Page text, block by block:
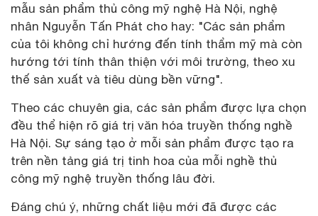
mẫu sản phẩm thủ công mỹ nghệ Hà Nội, nghệ
nhân Nguyễn Tấn Phát cho hay: "Các sản phẩm
của tôi không chỉ hướng đến tính thẩm mỹ mà còn
hướng tới tính thân thiện với môi trường, theo xu
thế sản xuất và tiêu dùng bền vững".
Theo các chuyên gia, các sản phẩm được lựa chọn
đều thể hiện rõ giá trị văn hóa truyền thống nghề
Hà Nội. Sự sáng tạo ở mỗi sản phẩm được tạo ra
trên nền tảng giá trị tinh hoa của mỗi nghề thủ
công mỹ nghệ truyền thống lâu đời.
Đáng chú ý, những chất liệu mới đã được các